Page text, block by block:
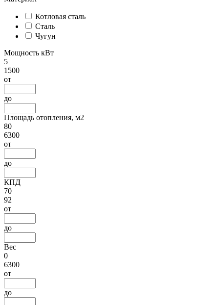
Котловая сталь
Сталь
Чугун
Мощность кВт
5
1500
от
до
Площадь отопления, м2
80
6300
от
до
КПД
70
92
от
до
Вес
0
6300
от
до